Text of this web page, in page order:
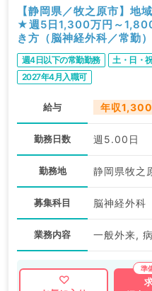
【静岡県／牧之原市】地
★週5日1,300万円～
き方（脳神経外科／常勤）
週4日以下の常勤勤務 土・日・
2027年4月入職可
給与 年収
勤務日数 週5.00日
勤務地 静岡県牧之
募集科目 脳神経外科
業務内容 一般外来,